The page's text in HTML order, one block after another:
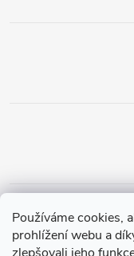
Používáme cookies,
prohlížení webu a
Zásady ochrany